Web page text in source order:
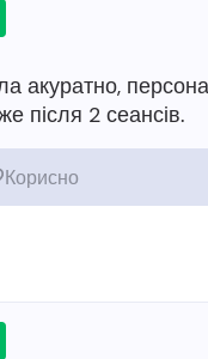
акуратно,
Корисно